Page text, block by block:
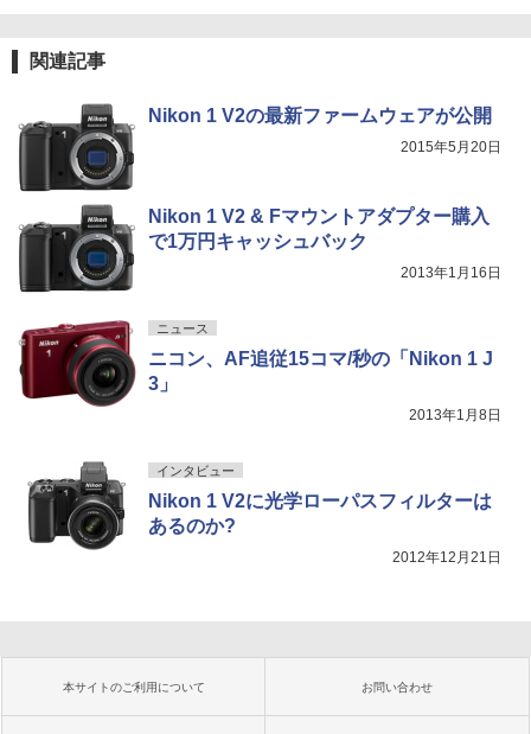
関連記事
Nikon 1 V2の最新ファームウェアが公開
2015年5月20日
Nikon 1 V2 & Fマウントアダプター購入
で1万円キャッシュバック
2013年1月16日
ニュース
ニコン、AF追従15コマ/秒の「Nikon 1 J
3」
2013年1月8日
インタビュー
Nikon 1 V2に光学ローパスフィルターは
あるのか?
2012年12月21日
本サイトのご利用について お問い合わせ